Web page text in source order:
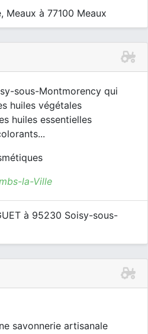
Meaux à 77100 Meaux
sous-Montmorency qui
huiles végétales
huiles essentielles
la-Ville
à 95230 Soisy-sous-
savonnerie artisanale